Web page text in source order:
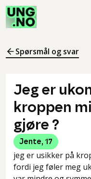
Spørsmål og svar
Jeg er
kroppen
gjøre ?
Jente, 17
jeg er usikker på
fordi jeg føler meg